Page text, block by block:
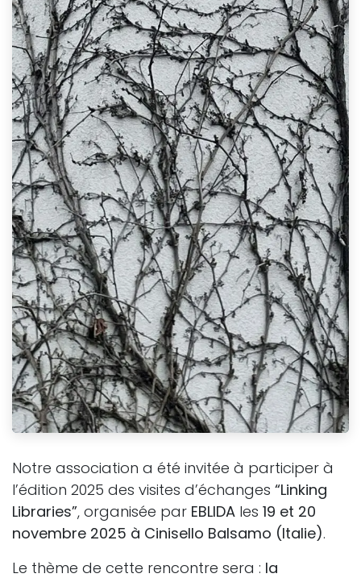
Notre association a été invitée à participer à
l’édition 2025 des visites d’échanges “Linking
Libraries”, organisée par EBLIDA les 19 et 20
novembre 2025 à Cinisello Balsamo (Italie).
Le thème de cette rencontre sera : la